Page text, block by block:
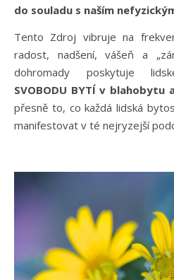
do souladu s naším
Tento Zdroj vibruje na
radost, nadšení, vášeň a
dohromady poskytuje
SVOBODU BYTÍ v
přesně to, co každá lidská
manifestovat v té nejryzejší